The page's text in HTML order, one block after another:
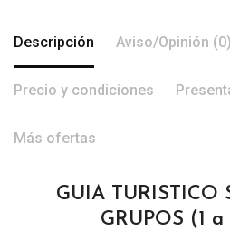
Descripción Aviso/Opinión (0)
Precio y condiciones
Más ofertas
GUIA TURISTICO
GRUPOS (1